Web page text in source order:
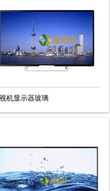
机显示器玻璃